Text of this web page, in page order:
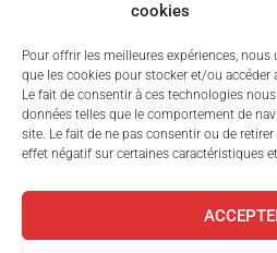
cookies
Pour offrir les meilleures expériences,
que les cookies pour stocker et/ou accéder
Le fait de consentir à ces technologies
données telles que le comportement de
site. Le fait de ne pas consentir ou de
effet négatif sur certaines caractéristiques
ASTIC VERANDAS –11,